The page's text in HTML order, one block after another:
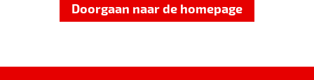
Doorgaan naar de homepage